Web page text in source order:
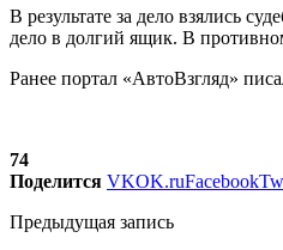
В результате за дело взялись
дело в долгий ящик. В
Ранее портал «АвтоВзгляд»
74
Поделится VKOK.ruFacebook
Предыдущая запись